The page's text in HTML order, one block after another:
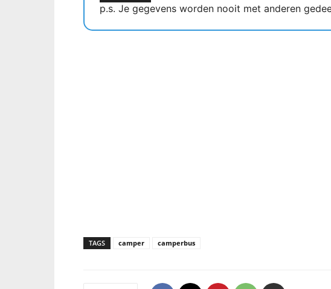
p.s. Je gegevens worden nooit met anderen
TAGS camper camperbus